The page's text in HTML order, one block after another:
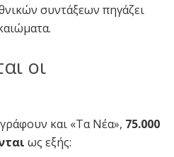
συντάξεων πηγάζει
οι
και «Τα Νέα», 75.000
ως εξής: